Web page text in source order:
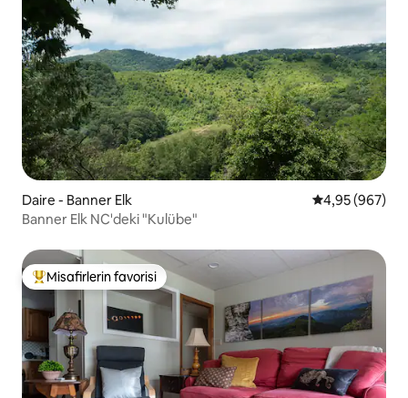
Daire - Banner Elk 5 üzerinden
4,95 (967)
Banner Elk NC'deki "Kulübe"
Misafirlerin favorilerinden en beğenilenler arasında
Misafirlerin favorisi